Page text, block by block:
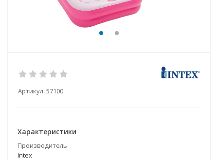
Артикул: 57100
Характеристики
Производитель
Intex